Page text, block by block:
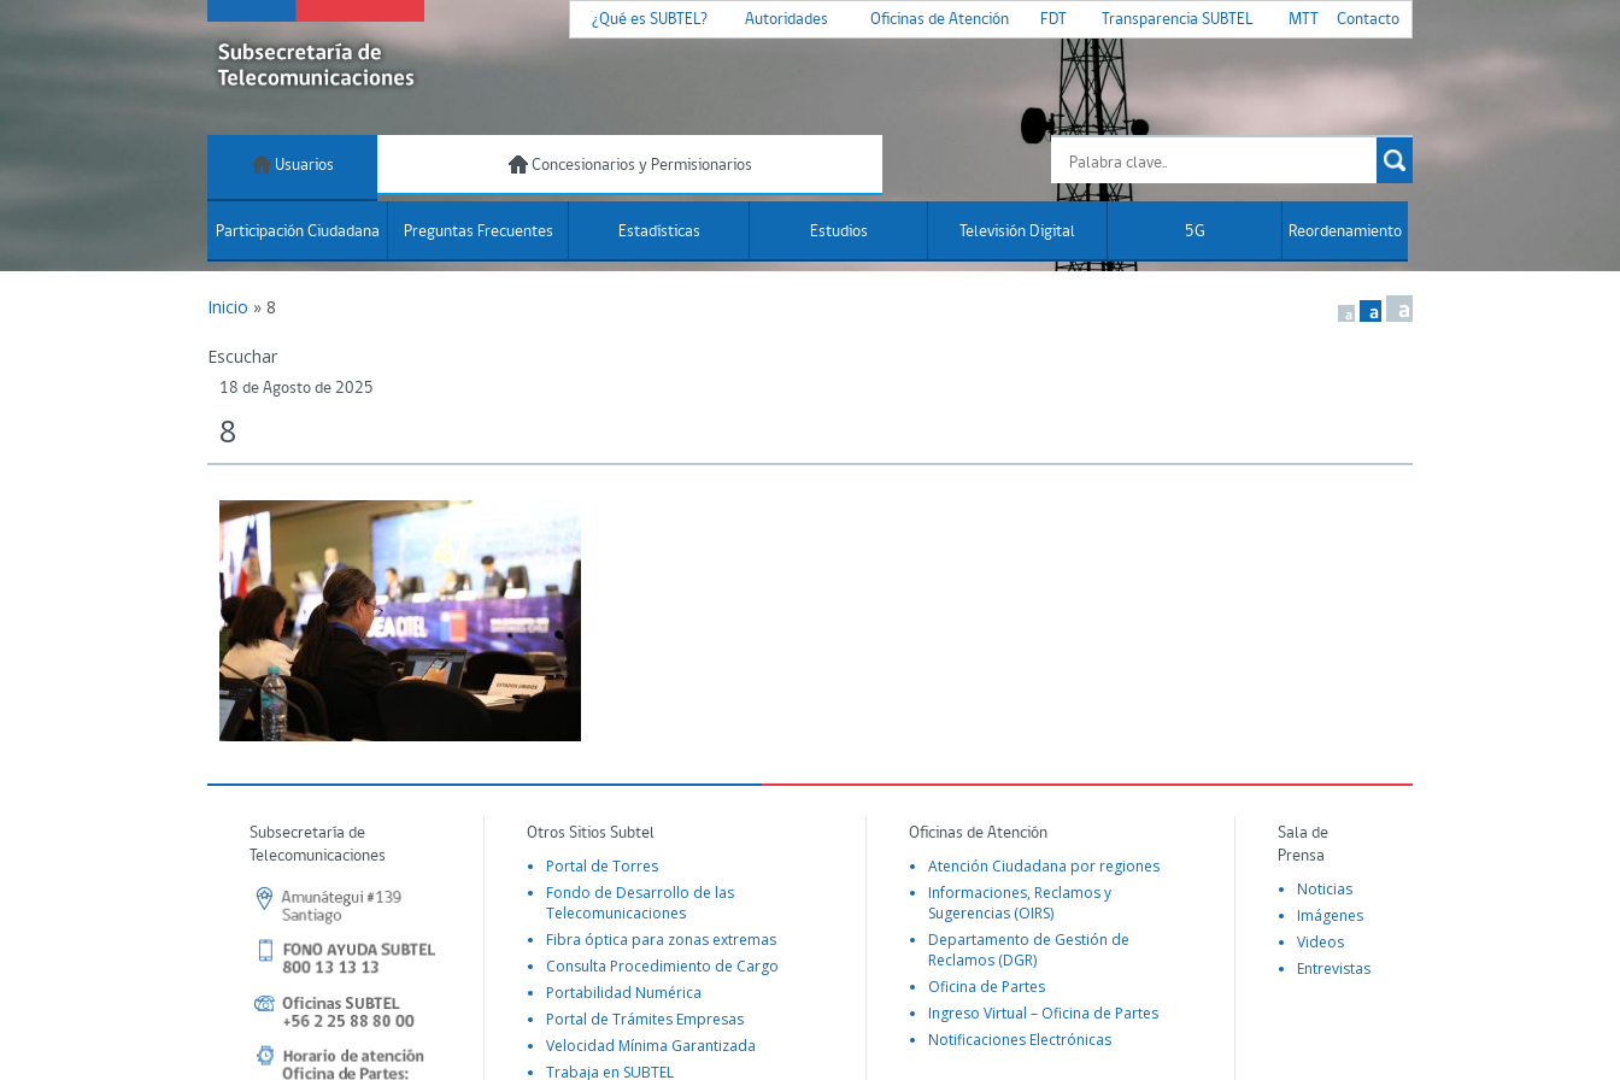
¿Qué es SUBTEL? Autoridades Oficinas de Atención FDT Transparencia SUBTEL MTT Contacto
Usuarios Concesionarios y Permisionarios
Participación Ciudadana Preguntas Frecuentes Estadísticas Estudios Televisión Digital 5G Reordenamiento
Inicio » 8 a a a
Escuchar
18 de Agosto de 2025
8
Subsecretaría de
Telecomunicaciones
Otros Sitios Subtel
Portal de Torres
Fondo de Desarrollo de las
Telecomunicaciones
Fibra óptica para zonas extremas
Consulta Procedimiento de Cargo
Portabilidad Numérica
Portal de Trámites Empresas
Velocidad Mínima Garantizada
Trabaja en SUBTEL
Oficinas de Atención
Atención Ciudadana por regiones
Informaciones, Reclamos y
Sugerencias (OIRS)
Departamento de Gestión de
Reclamos (DGR)
Oficina de Partes
Ingreso Virtual – Oficina de Partes
Notificaciones Electrónicas
Sala de
Prensa
Noticias
Imágenes
Videos
Entrevistas